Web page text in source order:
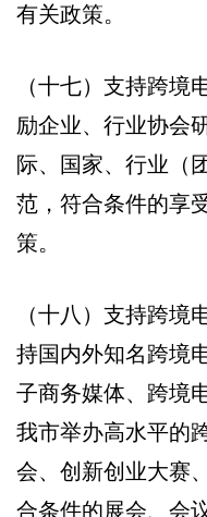
有关政策。
（十七）支持跨境
励企业、行业协会
际、国家、行业（
范，符合条件的享
策。
（十八）支持跨境
持国内外知名跨境
子商务媒体、跨境
我市举办高水平的
会、创新创业大赛
合条件的展会、会